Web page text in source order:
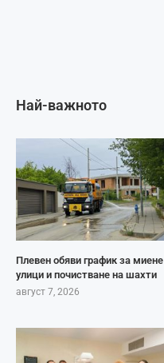
Най-важното
Плевен обяви график за миене
улици и почистване на шахти
август 7, 2026